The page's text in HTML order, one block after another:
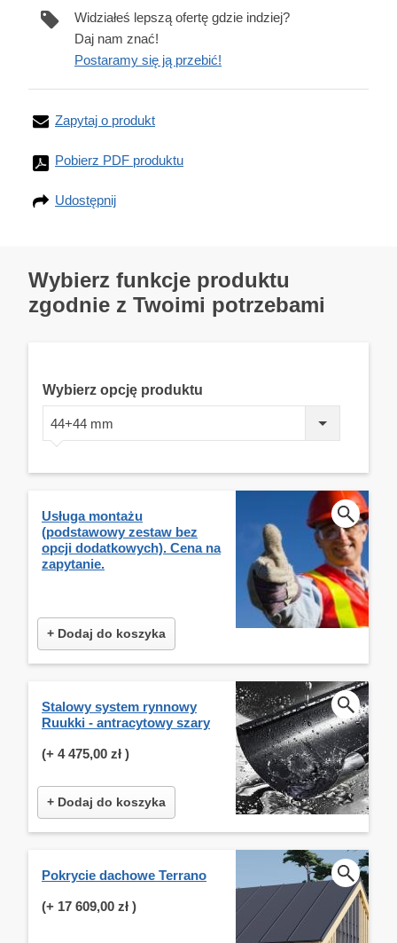
Widziałeś lepszą ofertę gdzie indziej?
Daj nam znać!
Postaramy się ją przebić!
Zapytaj o produkt
Pobierz PDF produktu
Udostępnij
Wybierz funkcje produktu
zgodnie z Twoimi potrzebami
Wybierz opcję produktu
44+44 mm
Usługa montażu
(podstawowy zestaw bez
opcji dodatkowych). Cena na
zapytanie.
+ Dodaj do koszyka
Stalowy system rynnowy
Ruukki - antracytowy szary
(+ 4 475,00 zł )
+ Dodaj do koszyka
Pokrycie dachowe Terrano
(+ 17 609,00 zł )